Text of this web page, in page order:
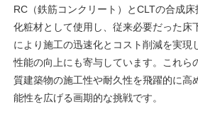
RC（鉄筋コンクリート）とCLTの合成
化粧材として使用し、従来必要だった床
により施工の迅速化とコスト削減を実現
性能の向上にも寄与しています。これら
質建築物の施工性や耐久性を飛躍的に高
能性を広げる画期的な挑戦です。